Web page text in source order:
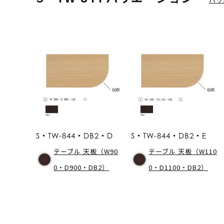
S・TW-844・DB2・D
テーブル 天板（W90
0・D900・DB2）
S・TW-844・DB2・E
テーブル 天板（W110
0・D1100・DB2）